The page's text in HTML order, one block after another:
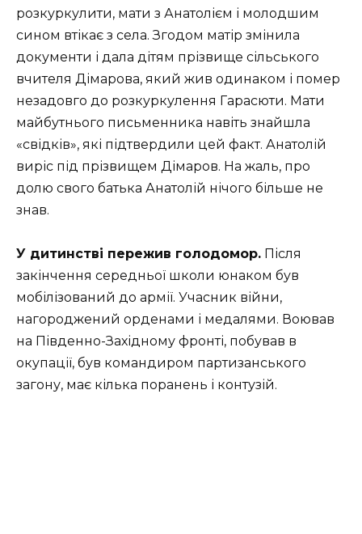
розкуркулити, мати з Анатолієм і молодшим
сином втікає з села. Згодом матір змінила
документи і дала дітям прізвище сільського
вчителя Дімарова, який жив одинаком і помер
незадовго до розкуркулення Гарасюти. Мати
майбутнього письменника навіть знайшла
«свідків», які підтвердили цей факт. Анатолій
виріс під прізвищем Дімаров. На жаль, про
долю свого батька Анатолій нічого більше не
знав.
У дитинстві пережив голодомор. Після
закінчення середньої школи юнаком був
мобілізований до армії. Учасник війни,
нагороджений орденами і медалями. Воював
на Південно-Західному фронті, побував в
окупації, був командиром партизанського
загону, має кілька поранень і контузій.